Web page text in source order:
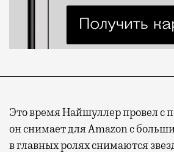
Это время Найшуллер провел с
он снимает для Amazon с
в главных ролях снимаются